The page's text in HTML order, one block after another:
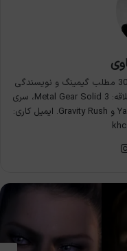
به نام خدا - سلام، سابقه‌ی نوشتن بیش از 3000 مطلب گیمینگ و نویسندگی
در بزرگ‌ترین سایت‌های ایران. بازی‌های مورد علاقه: Metal Gear Solid 3، سری
Devil May Cry، فرنچایز Yakuza: Like a Dragon و Gravity Rush. ایمیل کاری: